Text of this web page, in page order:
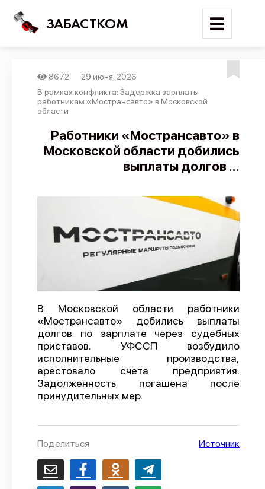
ЗАБАСТКОМ
Войти
Новости
Карта событий
Отчеты
Справочник
О проекте
Политика конфиденциальности
8672
29 июня, 2026
В рамках конфликта: Задержка зарплаты
работникам «Мострансавто» в Московской
области
Работники «Мострансавто» в
Московской области добились
выплаты долгов ...
В Московской области работники
«Мострансавто» добились выплаты
долгов по зарплате через судебных
приставов. УФССП возбудило
исполнительные производства,
арестовало счета предприятия.
Задолженность погашена после
принудительных мер.
Поделиться Источник